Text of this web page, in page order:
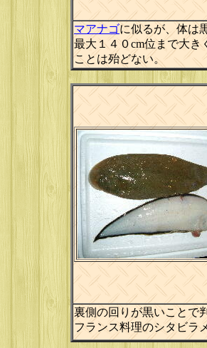
マアナゴに似るが、体は
最大１４０cm位まで大
ことは殆どない。
裏側の回りが黒いことで
フランス料理のシタビラ